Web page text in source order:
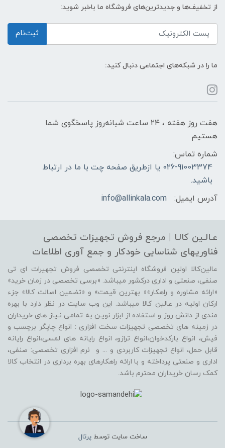
از تخفیف‌ها و جدیدترین‌های فروشگاه ما باخبر شوید:
ثبت‌نام
ما را در شبکه‌های اجتماعی دنبال کنید:
هفت روز هفته ، ۲۴ ساعت شبانه‌روز پاسخگوی شما
هستیم
شماره تماس:
026-91003374 یا ازطریق صفحه چت با ما در ارتباط
باشید.
آدرس ایمیل:
info@allinkala.com
عـالـین کالـا | مرجع فروش‌ تجهیزات تخصصی
فناوریهای شناسایی‌ خودکار‌ و‌ جمع آوری اطلاعات
عالین‌کالا اولین فروشگاه اینترنتی تخصصی فروش تجهیرات ای تی
صنفی، صنعتی و اداری درکشور میباشد. «برسی تخصصی در زمان خرید»
«ارائه مشاوره و راهکار»« بهترین قیمت» و «تضمین اصالت کالا» جزء
ارکان اولیه در عالین کالا میباشد. این وب سایت در نظر دارد با بهره
مندی از دانش روز و استفاده از ابزار نویـن به تمامی نـیاز های خریداران
در زمینه های تخصصی تجهیزات سخت افزاری : انواع چاپگر برچسب و
فیش، انواع بارکدخوان،انواع ترازو، انواع رایانه های لمسی،انواع رایانه
قابل حمل، انواع تجهیزات کاربردی و ... و نرم افزاری تخصصی: صنفی،
اداری و صنعتی پرداخته و با ارائه راهکارهای بهره برداری در انتخاب کالا
کمک رسان خریداران محترم باشد.
ساخت سایت توسطپرتال